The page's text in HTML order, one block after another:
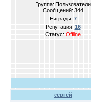
Группа: Пользователи
Сообщений: 344
Награды: 7
Репутация: 16
Статус: Offline
сергей